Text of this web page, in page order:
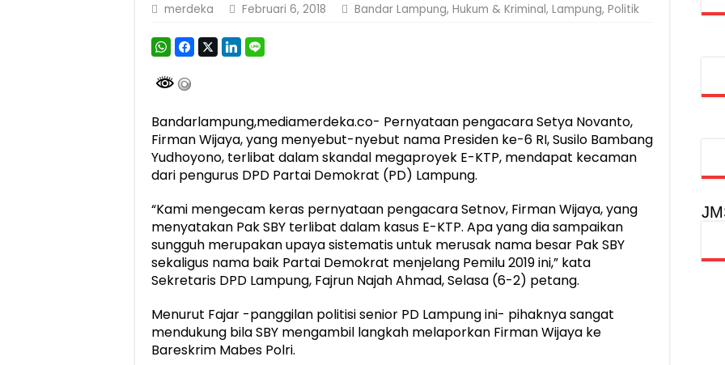
merdeka Februari 6, 2018 Bandar Lampung, Hukum & Kriminal, Lampung, Politik
Bandarlampung,mediamerdeka.co- Pernyataan pengacara Setya Novanto,
Firman Wijaya, yang menyebut-nyebut nama Presiden ke-6 RI, Susilo Bambang
Yudhoyono, terlibat dalam skandal megaproyek E-KTP, mendapat kecaman
dari pengurus DPD Partai Demokrat (PD) Lampung.
“Kami mengecam keras pernyataan pengacara Setnov, Firman Wijaya, yang
menyatakan Pak SBY terlibat dalam kasus E-KTP. Apa yang dia sampaikan
sungguh merupakan upaya sistematis untuk merusak nama besar Pak SBY
sekaligus nama baik Partai Demokrat menjelang Pemilu 2019 ini,” kata
Sekretaris DPD Lampung, Fajrun Najah Ahmad, Selasa (6-2) petang.
Menurut Fajar -panggilan politisi senior PD Lampung ini- pihaknya sangat
mendukung bila SBY mengambil langkah melaporkan Firman Wijaya ke
Bareskrim Mabes Polri.